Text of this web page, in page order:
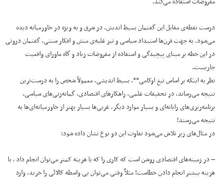
درست نقطه‌ی مقابل این گفتمان بسیط اندیش، در شرق و به ویژه در خاورمیانه دیده
می‌شود. به جهت قرن‌ها استبداد سیاسی و نیز غلبه‌ی منش و افکار سنتی، گفتمان درونی
در این خطه بر مبنای پیچیدگی و استفاده از مفروضات زیاد و گاه ماورای واقعیت
جاریست.
نظر به اینکه بر اساس تیغ اوکامی**، بسیط اندیشی، معمولاً شخص را به درست‌ترین
نتیجه می‌رساند، در تحقیقات علمی، راهکارهای اقتصادی، گمانه‌زنی‌های سیاسی،
برنامه‌ریزی‌های رایانه‌ای و بسیار موارد دیگر، غربی‌ها بسیار بهتر از خاورمیانه‌ای‌ها به
نتیجه می‌رسند!
در مثال‌های زیر تلاش می‌شود تفاوت این دو نوع نشان داده شود:
– در زمینه‌های اقتصادی روشن است که کاری را که با هزینه کمتر می‌توان انجام داد ، با
هزینه بیشتر انجام دادن خطاست! مثلاٌ وقتی می‌توان بی واسطه کالائی را خرید، وارد